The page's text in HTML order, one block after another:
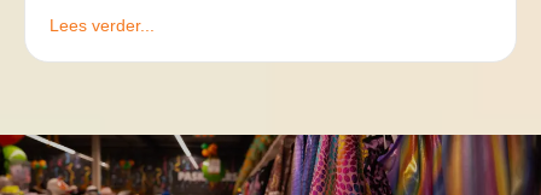
Lees verder...